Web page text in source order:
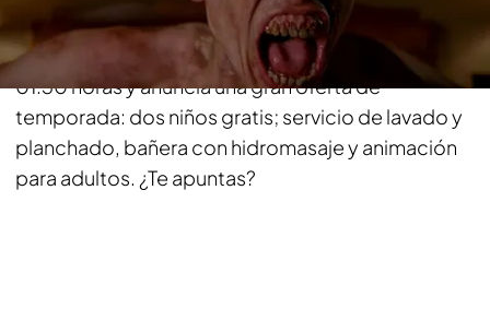
El hotel más sangriento y terrorífico de la
televisión cambia de horario al domingo a las
01.30 horas y anuncia una gran oferta de
temporada: dos niños gratis; servicio de lavado y
planchado, bañera con hidromasaje y animación
para adultos. ¿Te apuntas?